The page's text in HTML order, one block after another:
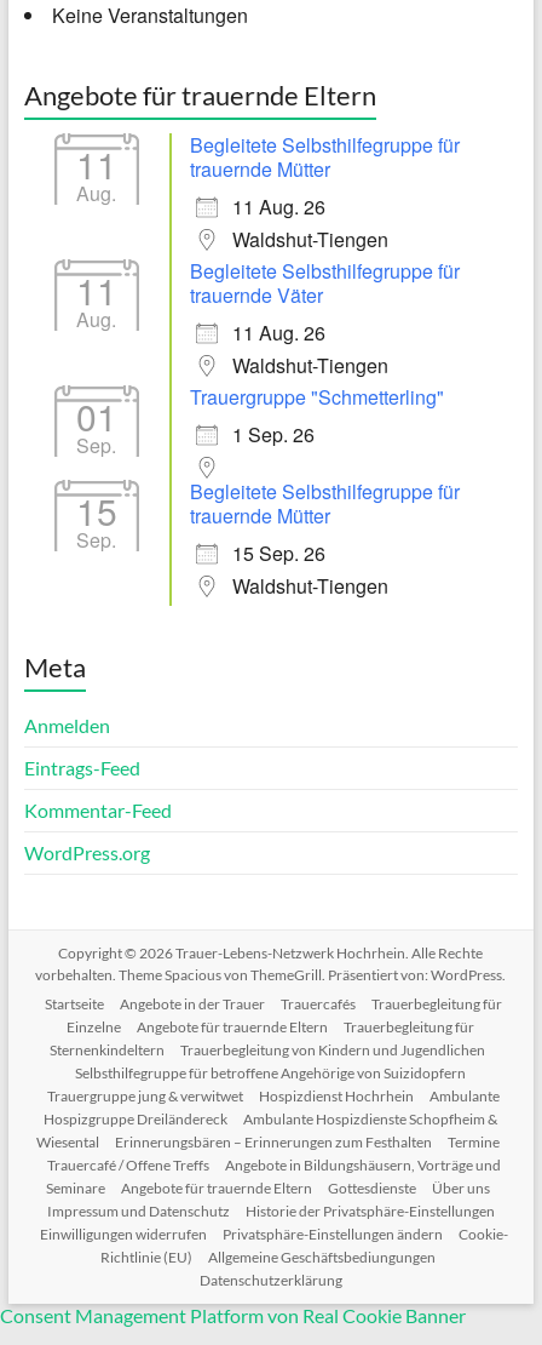
Keine Veranstaltungen
Angebote für trauernde Eltern
11
Aug.
Begleitete Selbsthilfegruppe für
trauernde Mütter
11 Aug. 26
Waldshut-Tiengen
11
Aug.
Begleitete Selbsthilfegruppe für
trauernde Väter
11 Aug. 26
Waldshut-Tiengen
01
Sep.
Trauergruppe "Schmetterling"
1 Sep. 26
15
Sep.
Begleitete Selbsthilfegruppe für
trauernde Mütter
15 Sep. 26
Waldshut-Tiengen
Meta
Anmelden
Eintrags-Feed
Kommentar-Feed
WordPress.org
Copyright © 2026Trauer-Lebens-Netzwerk Hochrhein. Alle Rechte
vorbehalten. ThemeSpaciousvon ThemeGrill. Präsentiert von:WordPress.
Startseite
Angebote in der Trauer Trauercafés
Trauerbegleitung für
Einzelne
Angebote für trauernde Eltern
Trauerbegleitung für
Sternenkindeltern
Trauerbegleitung von Kindern und Jugendlichen
Selbsthilfegruppe für betroffene Angehörige von Suizidopfern
Trauergruppe jung & verwitwet
Hospizdienst Hochrhein
Ambulante
Hospizgruppe Dreiländereck
Ambulante Hospizdienste Schopfheim &
Wiesental
Erinnerungsbären – Erinnerungen zum Festhalten
Termine
Trauercafé / Offene Treffs
Angebote in Bildungshäusern, Vorträge und
Seminare
Angebote für trauernde Eltern Gottesdienste
Über uns
Impressum und Datenschutz
Historie der Privatsphäre-Einstellungen
Einwilligungen widerrufen
Privatsphäre-Einstellungen ändern
Cookie-
Richtlinie (EU)
Allgemeine Geschäftsbediungungen
Datenschutzerklärung
Consent Management Platform von Real Cookie Banner